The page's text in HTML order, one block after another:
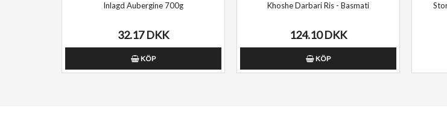
Inlagd Aubergine 700g
32.17 DKK
KÖP
Khoshe Darbari Ris - Basmati
124.10 DKK
KÖP